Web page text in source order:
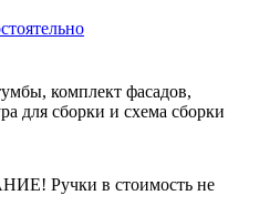
комплект фасадов,
для сборки и схема сборки
Ручки в стоимость не